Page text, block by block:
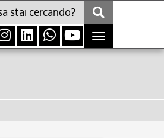
Toggle
navigation